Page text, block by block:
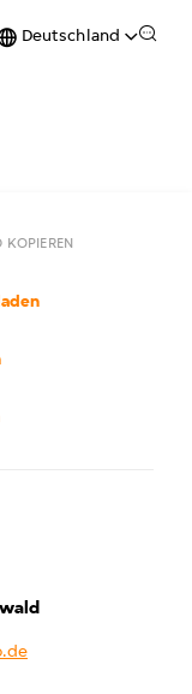
Deutschland
KOPIEREN